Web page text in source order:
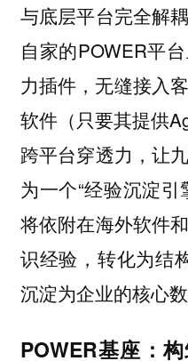
与底层平台完全解
自家的POWER平
力插件，无缝接入
软件（只要其提供
跨平台穿透力，让
为一个“经验沉淀
将依附在海外软件
识经验，转化为结
沉淀为企业的核心数
POWER基座：